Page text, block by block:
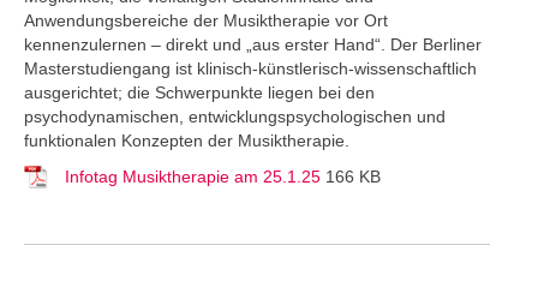
Anwendungsbereiche der Musiktherapie vor Ort
kennenzulernen – direkt und „aus erster Hand“. Der Berliner
Masterstudiengang ist klinisch-künstlerisch-wissenschaftlich
ausgerichtet; die Schwerpunkte liegen bei den
psychodynamischen, entwicklungspsychologischen und
funktionalen Konzepten der Musiktherapie.
Infotag Musiktherapie am 25.1.25 166 KB